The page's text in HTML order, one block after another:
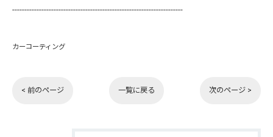
----------------------------------------------------------------------
カーコーティング
< 前のページ 一覧に戻る 次のページ >